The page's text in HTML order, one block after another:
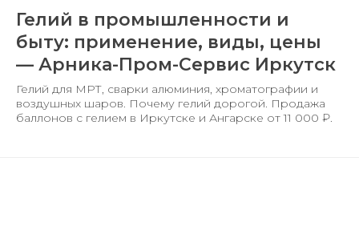
Гелий в промышленности и
быту: применение, виды, цены
— Арника-Пром-Сервис Иркутск
Гелий для МРТ, сварки алюминия, хроматографии и
воздушных шаров. Почему гелий дорогой. Продажа
баллонов с гелием в Иркутске и Ангарске от 11 000 ₽.